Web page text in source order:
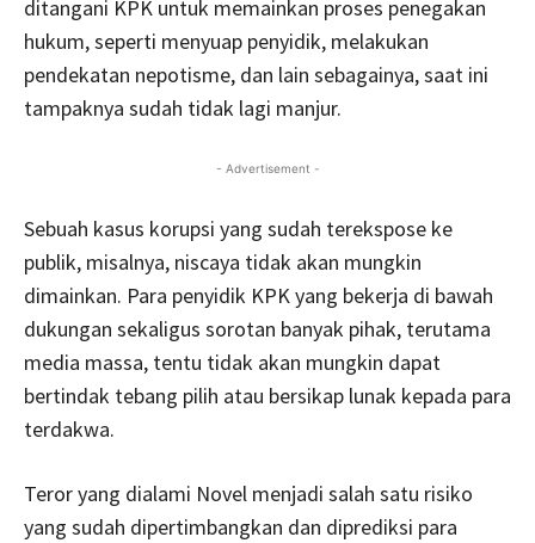
ditangani KPK untuk memainkan proses penegakan
hukum, seperti menyuap penyidik, melakukan
pendekatan nepotisme, dan lain sebagainya, saat ini
tampaknya sudah tidak lagi manjur.
- Advertisement -
Sebuah kasus korupsi yang sudah terekspose ke
publik, misalnya, niscaya tidak akan mungkin
dimainkan. Para penyidik KPK yang bekerja di bawah
dukungan sekaligus sorotan banyak pihak, terutama
media massa, tentu tidak akan mungkin dapat
bertindak tebang pilih atau bersikap lunak kepada para
terdakwa.
Teror yang dialami Novel menjadi salah satu risiko
yang sudah dipertimbangkan dan diprediksi para